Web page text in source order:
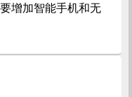
增加智能手机和无